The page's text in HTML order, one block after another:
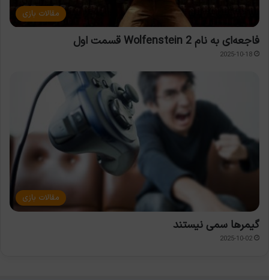
مقالات بازی
فاجعه‌ای به نام Wolfenstein 2 قسمت اول
2025-10-18
مقالات بازی
گیمرها سمی نیستند
2025-10-02